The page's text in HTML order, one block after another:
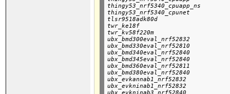
thingy53_nrf5340_cpuapp_ns
thingy53_nrf5340_cpunet
tlsr9518adk80d
twr_ke18f
twr_kv58f220m
ubx_bmd300eval_nrf52832
ubx_bmd330eval_nrf52810
ubx_bmd340eval_nrf52840
ubx_bmd345eval_nrf52840
ubx_bmd360eval_nrf52811
ubx_bmd380eval_nrf52840
ubx_evkannab1_nrf52832
ubx_evkninab1_nrf52832